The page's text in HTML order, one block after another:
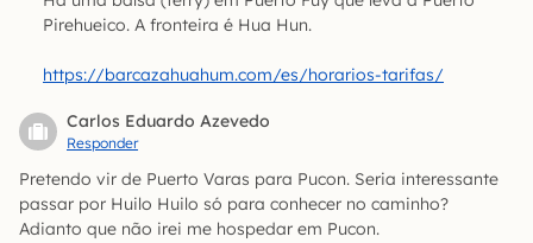
Pirehueico. A fronteira é Hua Hun.
https://barcazahuahum.com/es/horarios-tarifas/
Carlos Eduardo Azevedo
Responder
Pretendo vir de Puerto Varas para Pucon. Seria interessante
passar por Huilo Huilo só para conhecer no caminho?
Adianto que não irei me hospedar em Pucon.